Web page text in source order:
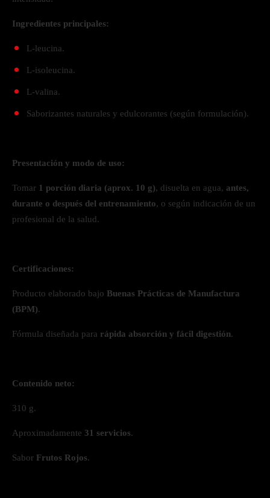
Ingredientes principales:
L-leucina.
L-isoleucina.
L-valina.
Saborizantes naturales y edulcorantes (según formulación).
Presentación y modo de uso:
Tomar 1 porción diaria (aprox. 10 g), disuelta en agua, antes,
durante o después del entrenamiento, o según indicación de un
profesional de la salud.
Certificaciones:
Producto elaborado bajo Buenas Prácticas de Manufactura
(BPM).
Fórmula diseñada para rápida absorción y fácil digestión.
Contenido neto:
310 g.
Aproximadamente 31 servicios.
Sabor Frutos Rojos.